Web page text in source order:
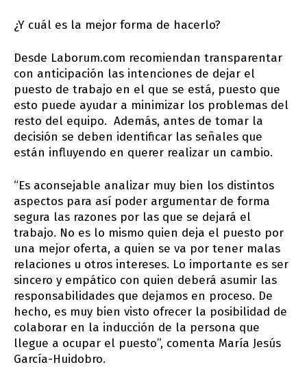
¿Y cuál es la mejor forma de hacerlo?
Desde Laborum.com recomiendan transparentar
con anticipación las intenciones de dejar el
puesto de trabajo en el que se está, puesto que
esto puede ayudar a minimizar los problemas del
resto del equipo. Además, antes de tomar la
decisión se deben identificar las señales que
están influyendo en querer realizar un cambio.
“Es aconsejable analizar muy bien los distintos
aspectos para así poder argumentar de forma
segura las razones por las que se dejará el
trabajo. No es lo mismo quien deja el puesto por
una mejor oferta, a quien se va por tener malas
relaciones u otros intereses. Lo importante es ser
sincero y empático con quien deberá asumir las
responsabilidades que dejamos en proceso. De
hecho, es muy bien visto ofrecer la posibilidad de
colaborar en la inducción de la persona que
llegue a ocupar el puesto”, comenta María Jesús
García-Huidobro.